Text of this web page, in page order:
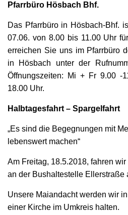
Pfarrbüro Hösbach Bhf.
Das Pfarrbüro in Hösbach-Bhf.
07.06. von 8.00 bis 11.00 Uhr
erreichen Sie uns im Pfarrbüro
in Hösbach unter der
Öffnungszeiten: Mi + Fr 9.00 -
18.00 Uhr.
Halbtagesfahrt – Spargelfahrt
„Es sind die Begegnungen mit
lebenswert machen“
Am Freitag, 18.5.2018, fahren
an der Bushaltestelle Ellerstraße
Unsere Maiandacht werden wir
einer Kirche im Umkreis halten.